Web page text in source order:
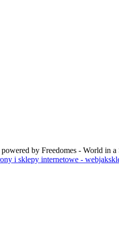
powered by Freedomes - World in